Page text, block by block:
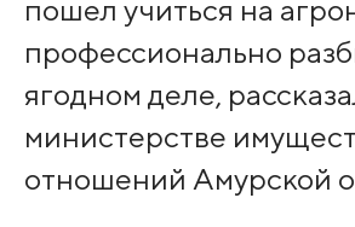
пошел учиться на
профессионально
ягодном деле,
министерстве
отношений Амурской